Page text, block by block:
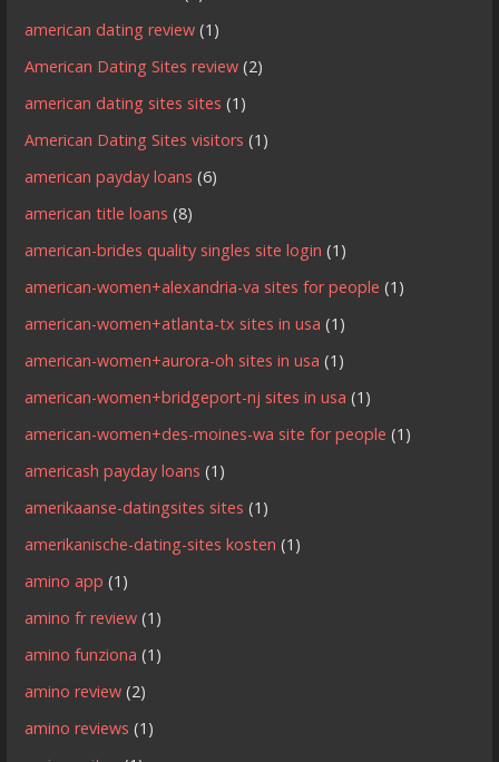
american dating review (1)
American Dating Sites review (2)
american dating sites sites (1)
American Dating Sites visitors (1)
american payday loans (6)
american title loans (8)
american-brides quality singles site login (1)
american-women+alexandria-va sites for people (1)
american-women+atlanta-tx sites in usa (1)
american-women+aurora-oh sites in usa (1)
american-women+bridgeport-nj sites in usa (1)
american-women+des-moines-wa site for people (1)
americash payday loans (1)
amerikaanse-datingsites sites (1)
amerikanische-dating-sites kosten (1)
amino app (1)
amino fr review (1)
amino funziona (1)
amino review (2)
amino reviews (1)